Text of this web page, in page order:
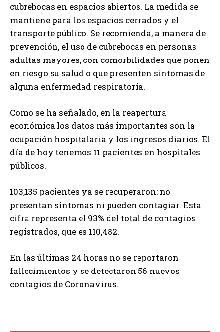
cubrebocas en espacios abiertos. La medida se
mantiene para los espacios cerrados y el
transporte público. Se recomienda, a manera de
prevención, el uso de cubrebocas en personas
adultas mayores, con comorbilidades que ponen
en riesgo su salud o que presenten síntomas de
alguna enfermedad respiratoria.
Como se ha señalado, en la reapertura
económica los datos más importantes son la
ocupación hospitalaria y los ingresos diarios. El
día de hoy tenemos 11 pacientes en hospitales
públicos.
103,135 pacientes ya se recuperaron: no
presentan síntomas ni pueden contagiar. Esta
cifra representa el 93% del total de contagios
registrados, que es 110,482.
En las últimas 24 horas no se reportaron
fallecimientos y se detectaron 56 nuevos
contagios de Coronavirus.